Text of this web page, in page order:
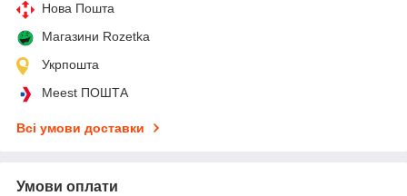
Нова Пошта
Магазини Rozetka
Укрпошта
Meest ПОШТА
Всі умови доставки
Умови оплати